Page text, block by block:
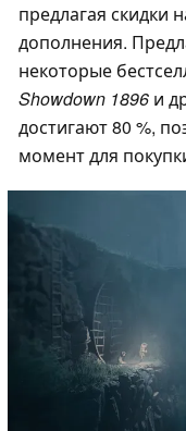
предлагая скидки
дополнения.
некоторые
Showdown 1896 и
достигают 80 %,
момент для